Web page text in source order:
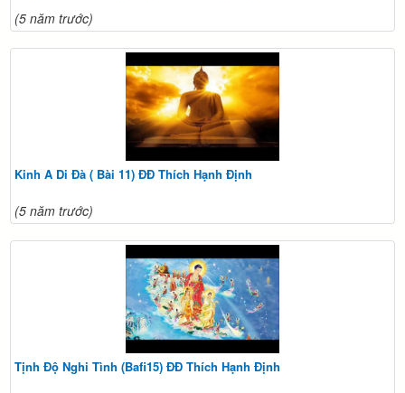
(5 năm trước)
Kinh A Di Đà ( Bài 11) ĐĐ Thích Hạnh Định
(5 năm trước)
Tịnh Độ Nghi Tình (Bafi15) ĐĐ Thích Hạnh Định